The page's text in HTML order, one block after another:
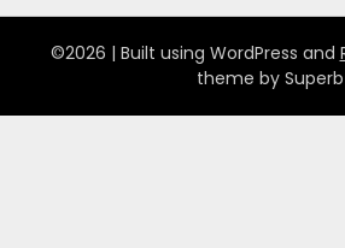
©2026 | Built using WordPress and
theme by Superb